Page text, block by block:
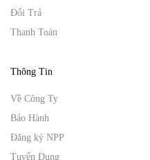
Đổi Trả
Thanh Toán
Thông Tin
Về Công Ty
Bảo Hành
Đăng ký NPP
Tuyển Dụng